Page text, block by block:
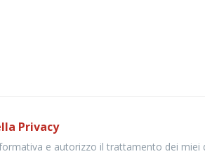
Privacy
e autorizzo il trattamento dei miei